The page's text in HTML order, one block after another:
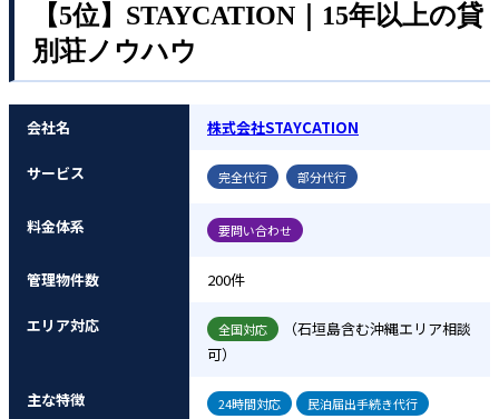
【5位】STAYCATION｜15年以上の貸
別荘ノウハウ
会社名 株式会社STAYCATION
サービス 完全代行 部分代行
料金体系 要問い合わせ
管理物件数 200件
エリア対応 全国対応
（石垣島含む沖縄エリア相談
可）
主な特徴 24時間対応
民泊届出手続き代行